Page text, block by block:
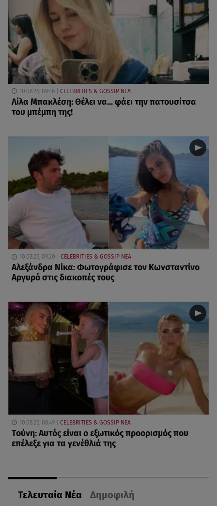
Τελευταία Νέα Δημοφιλή
10.08.26, 09:46 CELEBRITIES & GOSSIP ΝΕΑ
Λίλα Μπακλέση: Θέλει να... φάει την πατουσίτσα
του μπέμπη της!
10.08.26, 09:20 CELEBRITIES & GOSSIP ΝΕΑ
Αλεξάνδρα Νίκα: Φωτογράφισε τον Κωνσταντίνο
Αργυρό στις διακοπές τους
10.08.26, 08:49 CELEBRITIES & GOSSIP ΝΕΑ
Τούνη: Αυτός είναι ο εξωτικός προορισμός που
επέλεξε για τα γενέθλιά της